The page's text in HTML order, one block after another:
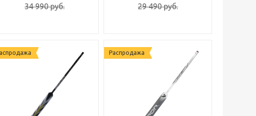
34 990руб. 29 490руб.
Распродажа